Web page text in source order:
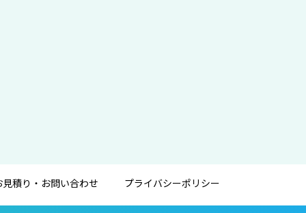
積り・お問い合わせ プライバシーポリシー